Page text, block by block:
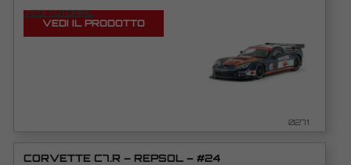
VEDI TUTORIAL
VEDI IL PRODOTTO
0271
CORVETTE C7.R – REPSOL – #24